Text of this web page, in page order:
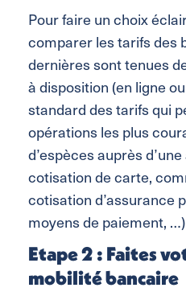
Pour faire un choix
comparer les tarifs des
dernières sont tenues
à disposition (en ligne
standard des tarifs qui
opérations les plus
d’espèces auprès
cotisation de carte,
cotisation d’assurance
moyens de paiement,
Etape 2 : Faites
mobilité bancaire